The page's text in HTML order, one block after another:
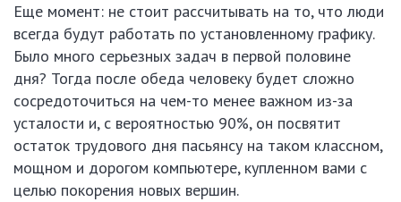
Еще момент: не стоит рассчитывать на то, что люди
всегда будут работать по установленному графику.
Было много серьезных задач в первой половине
дня? Тогда после обеда человеку будет сложно
сосредоточиться на чем-то менее важном из-за
усталости и, с вероятностью 90%, он посвятит
остаток трудового дня пасьянсу на таком классном,
мощном и дорогом компьютере, купленном вами с
целью покорения новых вершин.